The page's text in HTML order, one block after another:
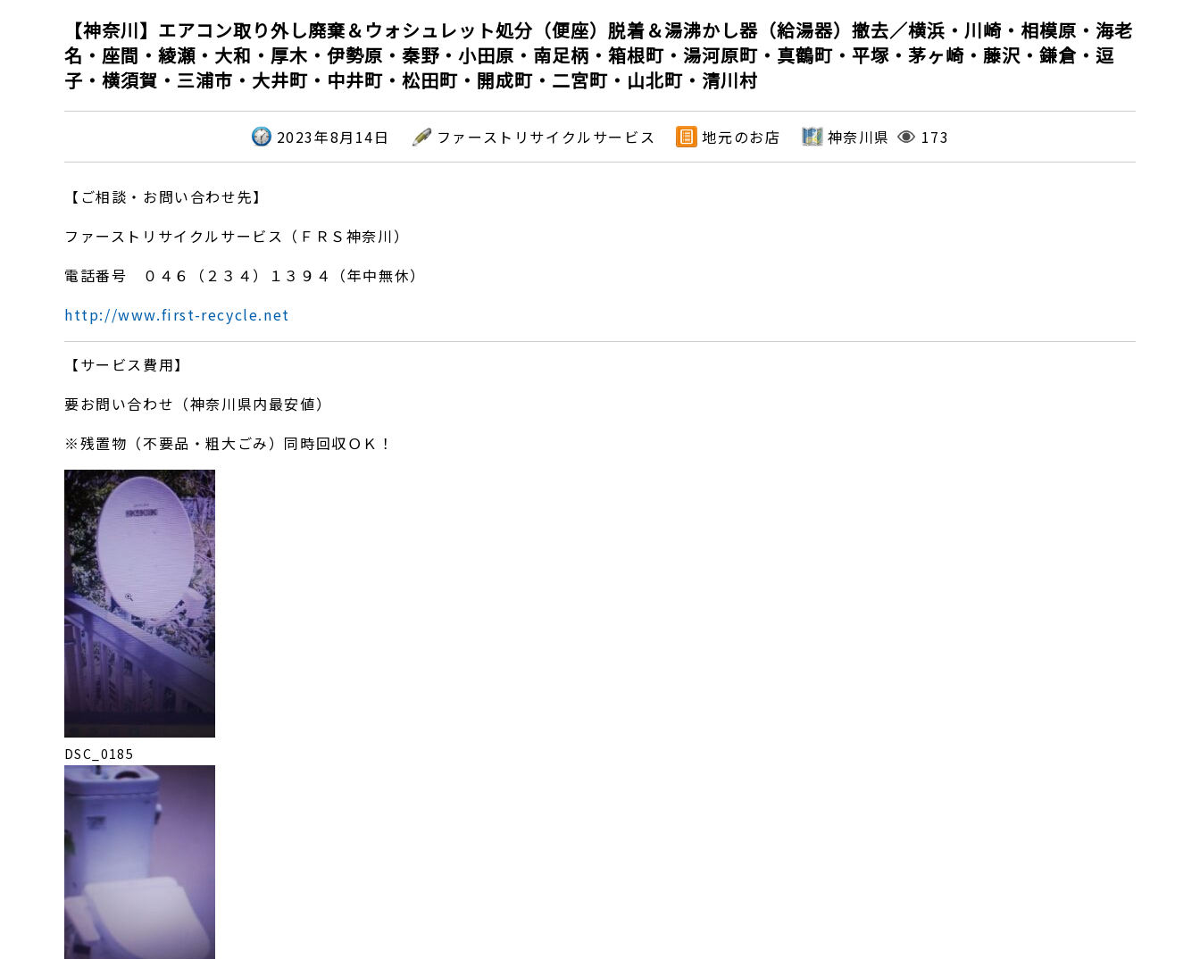
【神奈川】エアコン取り外し廃棄＆ウォシュレット処分（便座）脱着＆湯沸かし器（給湯器）撤去／横浜・川崎・相模原・海老
名・座間・綾瀬・大和・厚木・伊勢原・秦野・小田原・南足柄・箱根町・湯河原町・真鶴町・平塚・茅ヶ崎・藤沢・鎌倉・逗
子・横須賀・三浦市・大井町・中井町・松田町・開成町・二宮町・山北町・清川村
2023年8月14日 ファーストリサイクルサービス 地元のお店 神奈川県 173
【ご相談・お問い合わせ先】
ファーストリサイクルサービス（ＦＲＳ神奈川）
電話番号 ０４６（２３４）１３９４（年中無休）
http://www.first-recycle.net
【サービス費用】
要お問い合わせ（神奈川県内最安値）
※残置物（不要品・粗大ごみ）同時回収ＯＫ！
DSC_0185